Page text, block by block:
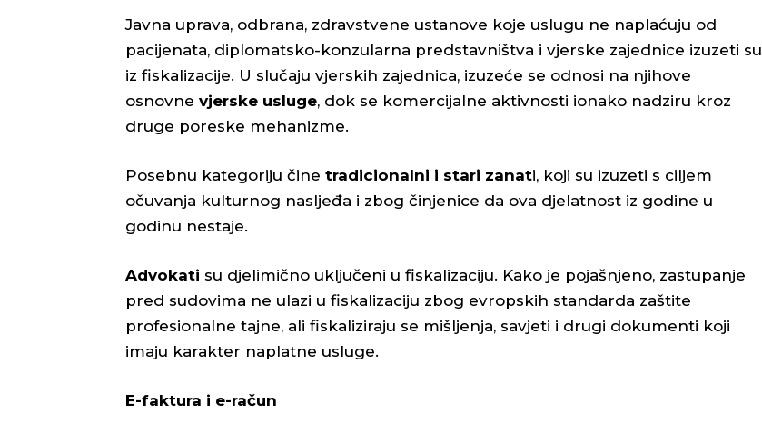
Javna uprava, odbrana, zdravstvene ustanove koje uslugu ne naplaćuju od
pacijenata, diplomatsko-konzularna predstavništva i vjerske zajednice izuzeti su
iz fiskalizacije. U slučaju vjerskih zajednica, izuzeće se odnosi na njihove
osnovne vjerske usluge, dok se komercijalne aktivnosti ionako nadziru kroz
druge poreske mehanizme.
Posebnu kategoriju čine tradicionalni i stari zanati, koji su izuzeti s ciljem
očuvanja kulturnog nasljeđa i zbog činjenice da ova djelatnost iz godine u
godinu nestaje.
Advokati su djelimično uključeni u fiskalizaciju. Kako je pojašnjeno, zastupanje
pred sudovima ne ulazi u fiskalizaciju zbog evropskih standarda zaštite
profesionalne tajne, ali fiskaliziraju se mišljenja, savjeti i drugi dokumenti koji
imaju karakter naplatne usluge.
E-faktura i e-račun